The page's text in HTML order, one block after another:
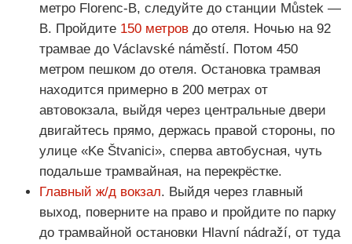
метро Florenc-В, следуйте до станции Můstek —
B. Пройдите 150 метров до отеля. Ночью на 92
трамвае до Václavské náměstí. Потом 450
метром пешком до отеля. Остановка трамвая
находится примерно в 200 метрах от
автовокзала, выйдя через центральные двери
двигайтесь прямо, держась правой стороны, по
улице «Ke Štvanici», сперва автобусная, чуть
подальше трамвайная, на перекрёстке.
Главный ж/д вокзал. Выйдя через главный
выход, поверните на право и пройдите по парку
до трамвайной остановки Hlavní nádraží, от туда